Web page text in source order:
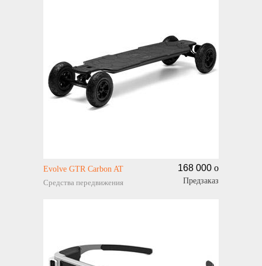
Evolve GTR Carbon AT
Средства передвижения
168 000 o
Предзаказ